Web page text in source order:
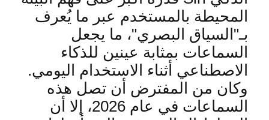
المحيطة بالمستخدم عبر ما يُعرف
بـ"السياق البصري"، ما يجعل
السماعات بمثابة عينين للذكاء
الاصطناعي أثناء الاستخدام اليومي.
وكان من المفترض أن تصل هذه
السماعات في عام 2026، إلا أن